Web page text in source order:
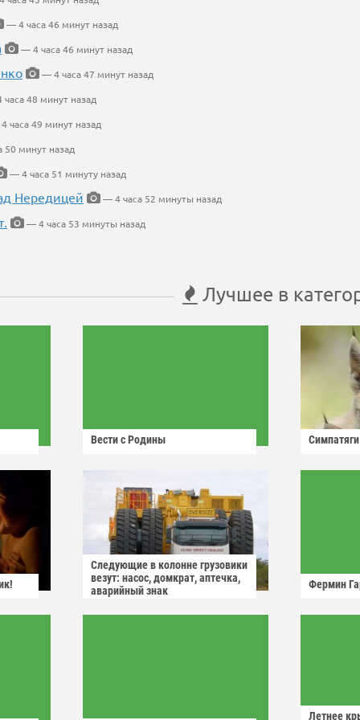
— 4 часа 46 минут назад
— 4 часа 46 минут назад
— 4 часа 47 минут назад
48 минут назад
часа 49 минут назад
50 минут назад
— 4 часа 51 минуту назад
Нередицей
— 4 часа 52 минуты назад
— 4 часа 53 минуты назад
Лучшее в
Вести с Родины Симпатяги
Следующие в колонне грузовики
везут: насос, домкрат, аптечка,
аварийный знак
Фермин
Летнее